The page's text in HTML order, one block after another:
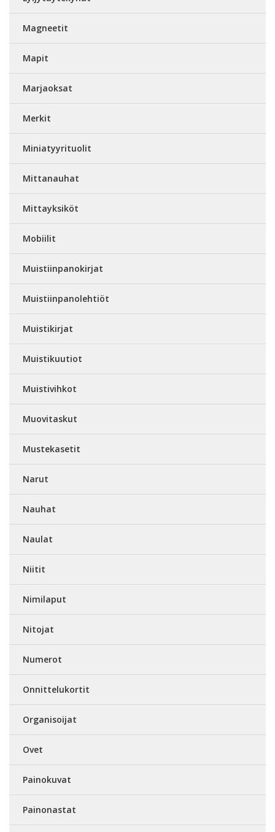
Magneetit
Mapit
Marjaoksat
Merkit
Miniatyyrituolit
Mittanauhat
Mittayksiköt
Mobiilit
Muistiinpanokirjat
Muistiinpanolehtiöt
Muistikirjat
Muistikuutiot
Muistivihkot
Muovitaskut
Mustekasetit
Narut
Nauhat
Naulat
Niitit
Nimilaput
Nitojat
Numerot
Onnittelukortit
Organisoijat
Ovet
Painokuvat
Painonastat